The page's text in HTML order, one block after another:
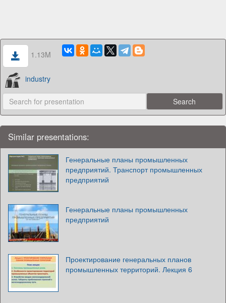
1.13M
industry
Similar presentations:
Генеральные планы промышленных
предприятий. Транспорт промышленных
предприятий
Генеральные планы промышленных
предприятий
Проектирование генеральных планов
промышленных территорий. Лекция 6